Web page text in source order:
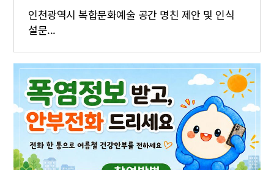
인천광역시 복합문화예술 공간 명친 제안 및 인식
설문...